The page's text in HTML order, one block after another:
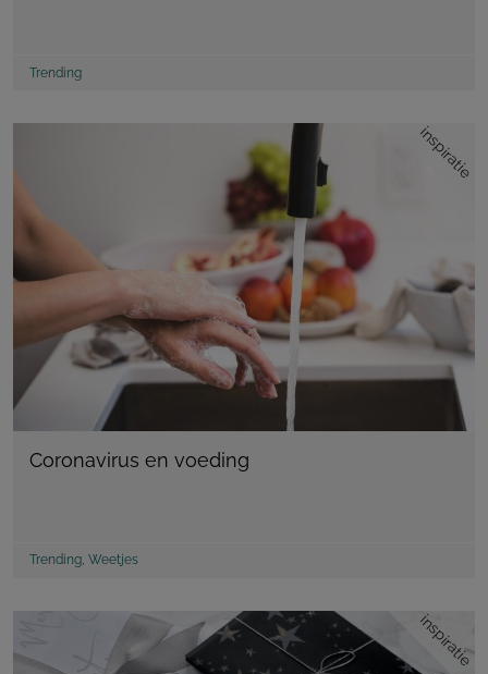
Trending
inspiratie
Coronavirus en voeding
Trending, Weetjes
inspiratie